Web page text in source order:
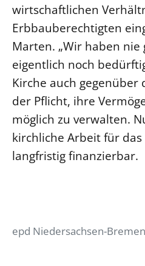
wirtschaftlichen
Erbbauberechtigten
Marten. „Wir haben nie
eigentlich noch
Kirche auch gegenüber
der Pflicht, ihre
möglich zu verwalten.
kirchliche Arbeit für
langfristig finanzierbar.
epd Niedersachsen-